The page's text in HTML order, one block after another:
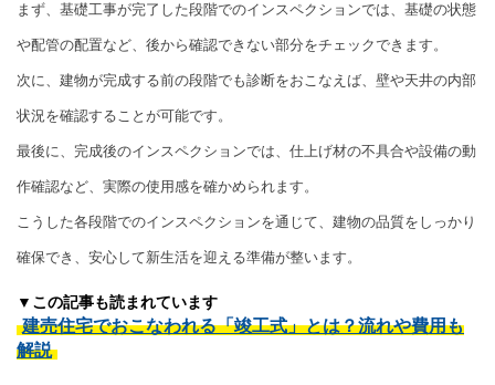
まず、基礎工事が完了した段階でのインスペクションでは、基礎の状態
や配管の配置など、後から確認できない部分をチェックできます。
次に、建物が完成する前の段階でも診断をおこなえば、壁や天井の内部
状況を確認することが可能です。
最後に、完成後のインスペクションでは、仕上げ材の不具合や設備の動
作確認など、実際の使用感を確かめられます。
こうした各段階でのインスペクションを通じて、建物の品質をしっかり
確保でき、安心して新生活を迎える準備が整います。
▼この記事も読まれています
建売住宅でおこなわれる「竣工式」とは？流れや費用も
解説